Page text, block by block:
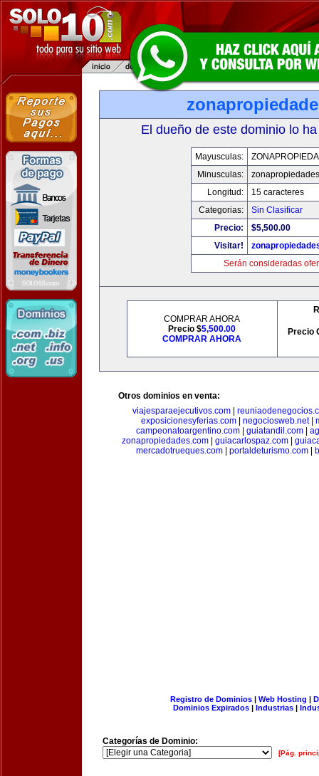
El dueño de este dominio lo
Mayusculas:
Minusculas:
Longitud:
15 caracteres
Categorias:
Sin Clasificar
Precio:
$5,500.00
Visitar!
Serán consideradas
COMPRAR AHORA
Precio $5,500.00
COMPRAR AHORA
Precio
Otros dominios en venta:
viajesparaejecutivos.com|
exposicionesyferias.com
negociosweb.net|
campeonatoargentino.com| guiatandil.com|
zonapropiedades.com
guiacarlospaz.com
mercadotrueques.com| portaldeturismo.com|
Registro de Dominios| Web Hosting |
Dominios Expirados | Industrias |
Categorías de Dominio:
[Pág.